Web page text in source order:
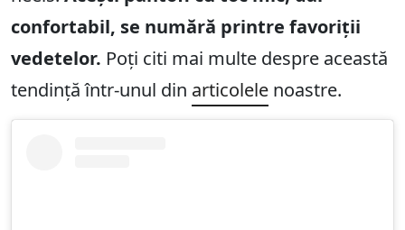
confortabil, se numără printre favoriții
vedetelor. Poți citi mai multe despre această
tendință într-unul din articolele noastre.